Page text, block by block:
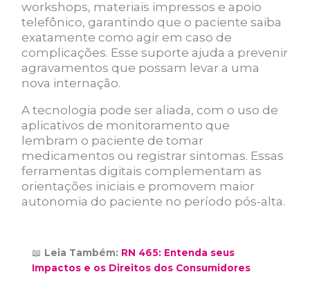
workshops, materiais impressos e apoio
telefônico, garantindo que o paciente saiba
exatamente como agir em caso de
complicações. Esse suporte ajuda a prevenir
agravamentos que possam levar a uma
nova internação.
A tecnologia pode ser aliada, com o uso de
aplicativos de monitoramento que
lembram o paciente de tomar
medicamentos ou registrar sintomas. Essas
ferramentas digitais complementam as
orientações iniciais e promovem maior
autonomia do paciente no período pós-alta.
📖 Leia Também: RN 465: Entenda seus
Impactos e os Direitos dos Consumidores